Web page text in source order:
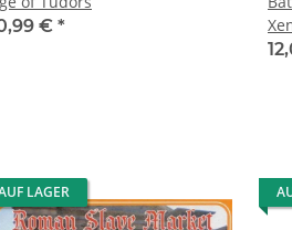
€ *
LAGER